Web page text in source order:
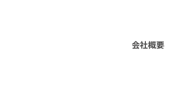
会社概要